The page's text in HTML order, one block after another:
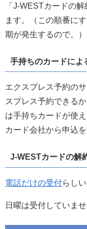
「J-WESTカードの
ます。（この順番に
期が発生するので。）
手持ちのカードによ
エクスプレス予約の
スプレス予約できる
は手持ちカードが使
カード会社から申込を
J-WESTカードの解
電話だけの受付らしい
日曜は受付していませ